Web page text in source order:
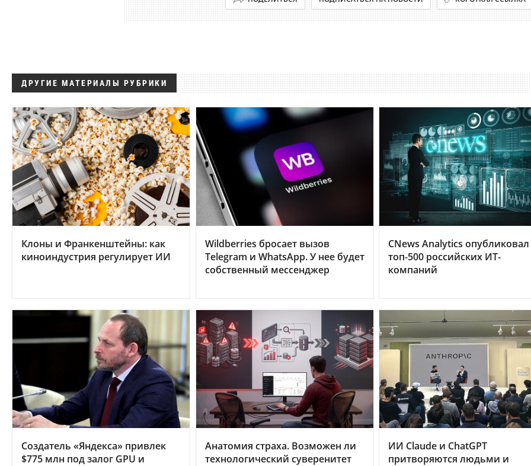
ДРУГИЕ МАТЕРИАЛЫ РУБРИКИ
Клоны и Франкенштейны: как
киноиндустрия регулирует ИИ
Wildberries бросает вызов
Telegram и WhatsApp. У нее будет
собственный мессенджер
CNews Analytics опубликовал
топ-500 российских ИТ-
компаний
Создатель «Яндекса» привлек
$775 млн под залог GPU и
Анатомия страха. Возможен ли
технологический суверенитет
ИИ Claude и ChatGPT
притворяются людьми и